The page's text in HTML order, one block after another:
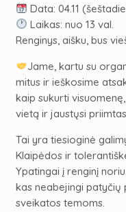
Data: 04.11
Laikas: nuo 13 val.
Renginys, aišku, bus
Jame, kartu su
mitus ir ieškosime
kaip sukurti
vietą ir jaustųsi
Tai yra tiesioginė
Klaipėdos ir
Ypatingai į renginį
kas neabejingi patyčių
sveikatos temoms.